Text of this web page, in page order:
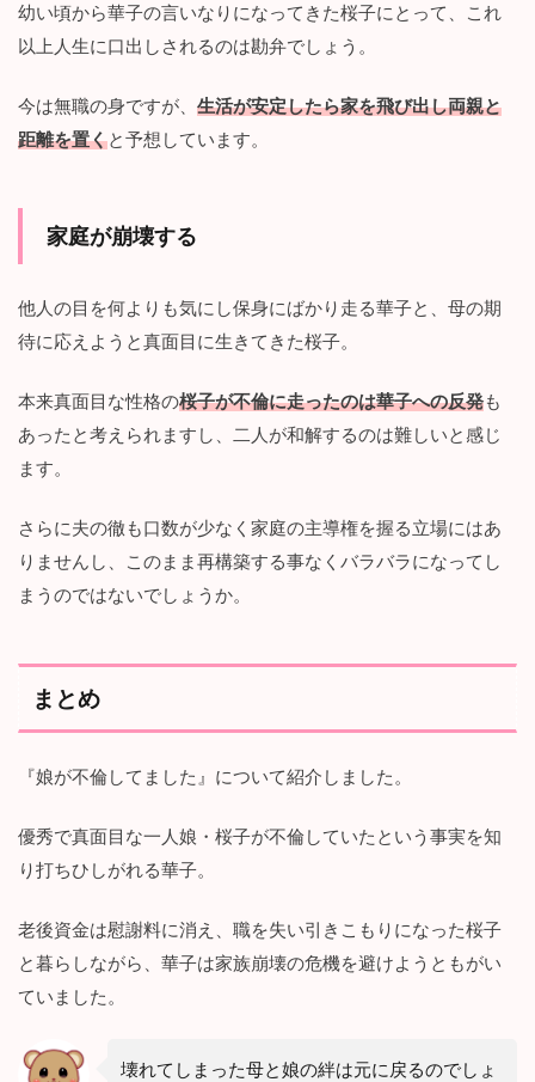
幼い頃から華子の言いなりになってきた桜子にとって、これ
以上人生に口出しされるのは勘弁でしょう。
今は無職の身ですが、 生活が安定したら家を飛び出し両親と
距離を置くと予想しています。
家庭が崩壊する
他人の目を何よりも気にし保身にばかり走る華子と、母の期
待に応えようと真面目に生きてきた桜子。
本来真面目な性格の桜子が不倫に走ったのは華子への反発も
あったと考えられますし、二人が和解するのは難しいと感じ
ます。
さらに夫の徹も口数が少なく家庭の主導権を握る立場にはあ
りませんし、このまま再構築する事なくバラバラになってし
まうのではないでしょうか。
まとめ
『娘が不倫してました』について紹介しました。
優秀で真面目な一人娘・桜子が不倫していたという事実を知
り打ちひしがれる華子。
老後資金は慰謝料に消え、職を失い引きこもりになった桜子
と暮らしながら、華子は家族崩壊の危機を避けようともがい
ていました。
壊れてしまった母と娘の絆は元に戻るのでしょ